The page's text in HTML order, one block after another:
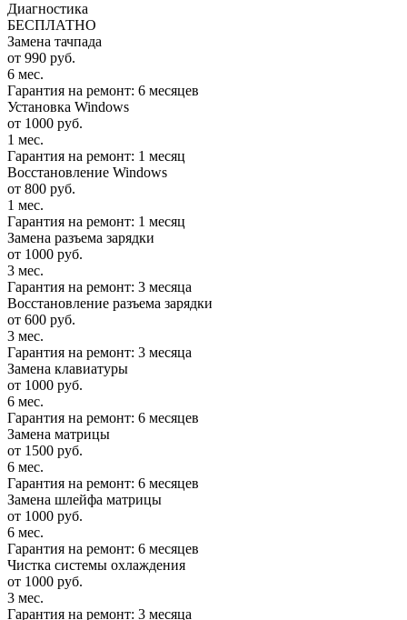
Диагностика
БЕСПЛАТНО
Замена тачпада
от 990 руб.
6 мес.
Гарантия на ремонт: 6 месяцев
Установка Windows
от 1000 руб.
1 мес.
Гарантия на ремонт: 1 месяц
Восстановление Windows
от 800 руб.
1 мес.
Гарантия на ремонт: 1 месяц
Замена разъема зарядки
от 1000 руб.
3 мес.
Гарантия на ремонт: 3 месяца
Восстановление разъема зарядки
от 600 руб.
3 мес.
Гарантия на ремонт: 3 месяца
Замена клавиатуры
от 1000 руб.
6 мес.
Гарантия на ремонт: 6 месяцев
Замена матрицы
от 1500 руб.
6 мес.
Гарантия на ремонт: 6 месяцев
Замена шлейфа матрицы
от 1000 руб.
6 мес.
Гарантия на ремонт: 6 месяцев
Чистка системы охлаждения
от 1000 руб.
3 мес.
Гарантия на ремонт: 3 месяца